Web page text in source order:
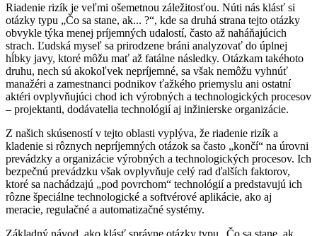
Riadenie rizík je veľmi ošemetnou záležitosťou. Núti nás klásť si
otázky typu „Čo sa stane, ak... ?“, kde sa druhá strana tejto otázky
obvykle týka menej príjemných udalostí, často až naháňajúcich
strach. Ľudská myseľ sa prirodzene bráni analyzovať do úplnej
hĺbky javy, ktoré môžu mať až fatálne následky. Otázkam takéhoto
druhu, nech sú akokoľvek nepríjemné, sa však nemôžu vyhnúť
manažéri a zamestnanci podnikov ťažkého priemyslu ani ostatní
aktéri ovplyvňujúci chod ich výrobných a technologických procesov
– projektanti, dodávatelia technológií aj inžinierske organizácie.
Z našich skúseností v tejto oblasti vyplýva, že riadenie rizík a
kladenie si rôznych nepríjemných otázok sa často „končí“ na úrovni
prevádzky a organizácie výrobných a technologických procesov. Ich
bezpečnú prevádzku však ovplyvňuje celý rad ďalších faktorov,
ktoré sa nachádzajú „pod povrchom“ technológií a predstavujú ich
rôzne špeciálne technologické a softvérové aplikácie, ako aj
meracie, regulačné a automatizačné systémy.
Základný návod, ako klásť správne otázky typu „Čo sa stane, ak...